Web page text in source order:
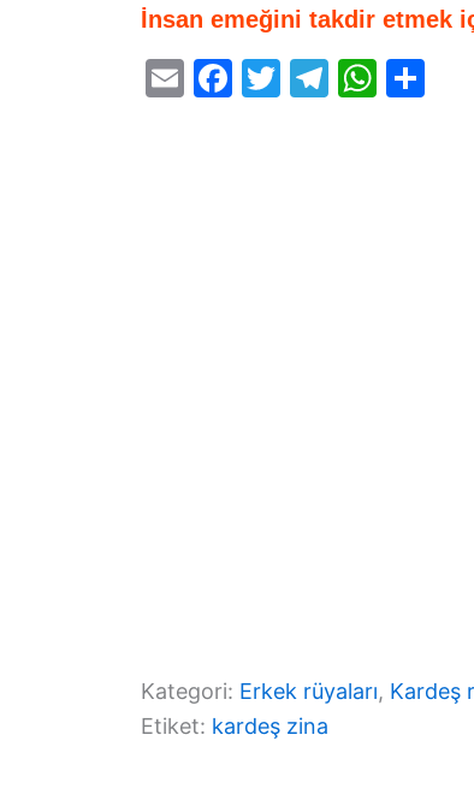
İnsan emeğini takdir etmek
E
F
T
T
W
Kategori: Erkek rüyaları, Kardeş
Etiket: kardeş zina